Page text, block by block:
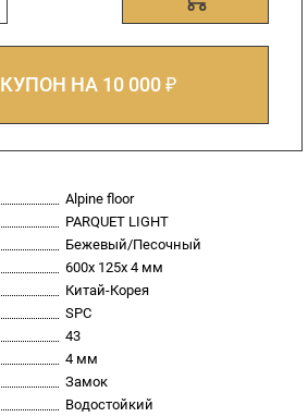
КУПОН НА 10 000 ₽
Alpine floor
PARQUET LIGHT
Бежевый/Песочный
600х 125х 4 мм
Китай-Корея
SPC
43
4 мм
Замок
Водостойкий